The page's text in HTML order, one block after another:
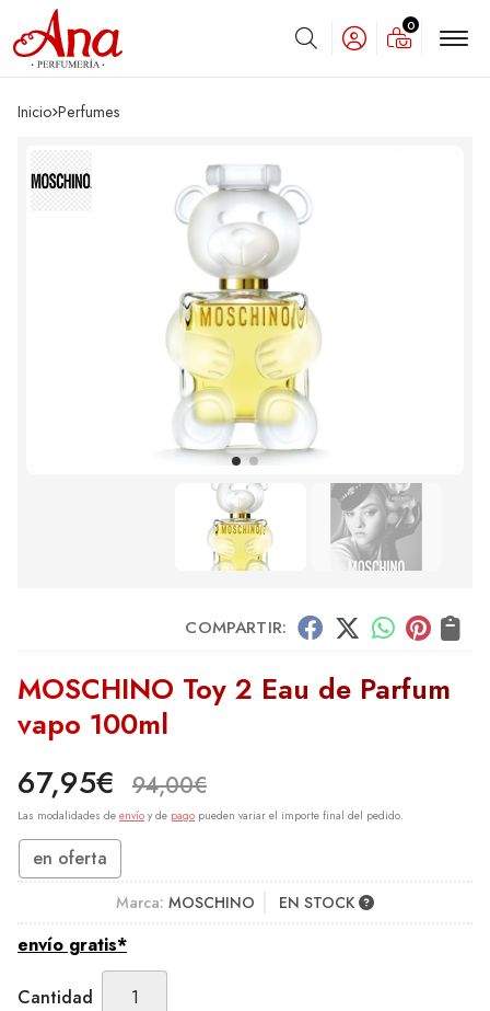
Buscar
0
Inicio perfumes
COMPARTIR:
MOSCHINO Toy 2 Eau de Parfum
vapo 100ml
67,95€ 94,00€
Las modalidades de envío y de pago pueden variar el importe final del pedido.
en oferta
Marca: MOSCHINO EN STOCK
envío gratis*
Cantidad